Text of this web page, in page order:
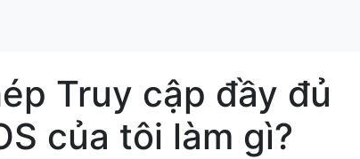
Truy cập đầy đủ
của tôi làm gì?